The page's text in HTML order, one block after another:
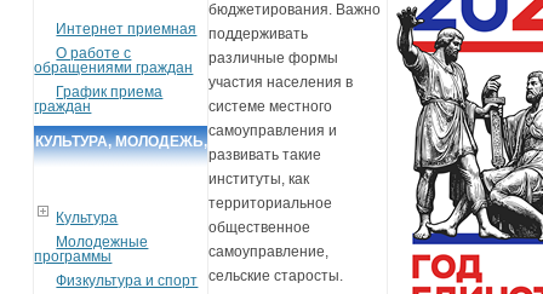
Интернет приемная
О работе с
обращениями граждан
График приема
граждан
КУЛЬТУРА, МОЛОДЕЖЬ,
Культура
Молодежные
программы
Физкультура и спорт
бюджетирования. Важно
поддерживать
различные формы
участия населения в
системе местного
самоуправления и
развивать такие
институты, как
территориальное
общественное
самоуправление,
сельские старосты.